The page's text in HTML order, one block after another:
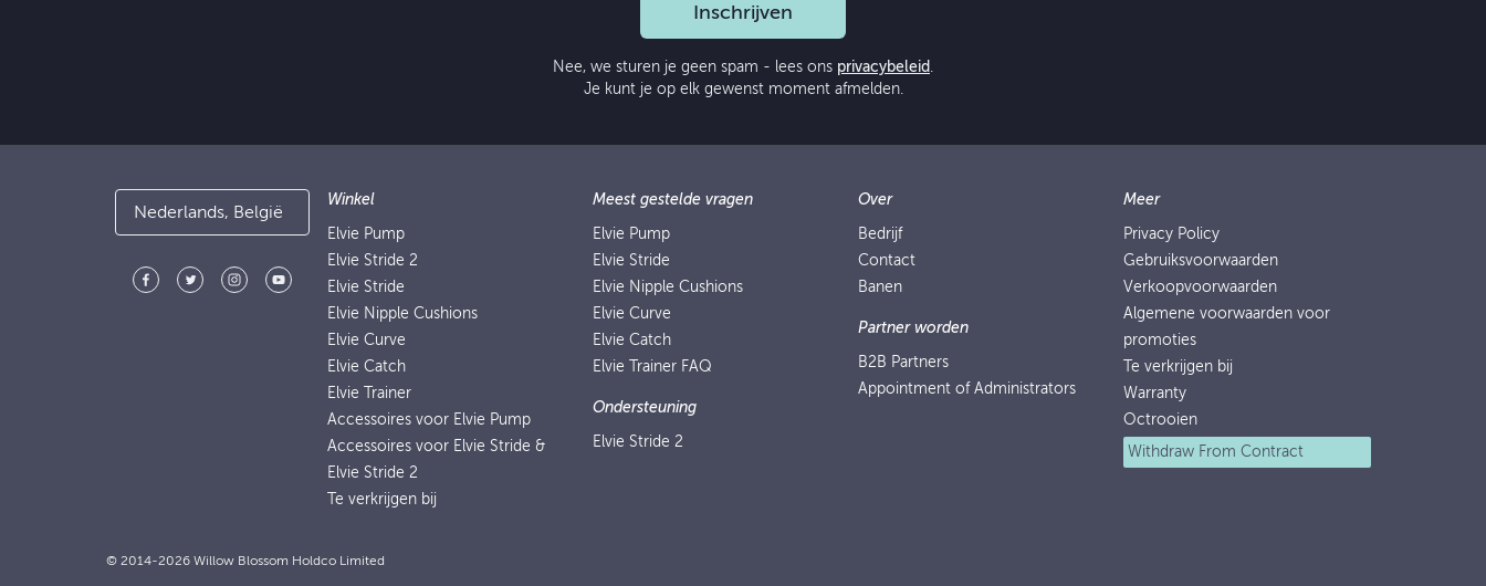
Inschrijven
Nee, we sturen je geen spam - lees ons privacybeleid .
Je kunt je op elk gewenst moment afmelden.
Nederlands, België
Winkel
Elvie Pump
Elvie Stride 2
Elvie Stride
Elvie Nipple Cushions
Elvie Curve
Elvie Catch
Elvie Trainer
Accessoires voor Elvie Pump
Accessoires voor Elvie Stride &
Elvie Stride 2
Te verkrijgen bij
Meest gestelde vragen
Elvie Pump
Elvie Stride
Elvie Nipple Cushions
Elvie Curve
Elvie Catch
Elvie Trainer FAQ
Ondersteuning
Elvie Stride 2
Over
Bedrijf
Contact
Banen
Partner worden
B2B Partners
Appointment of Administrators
Meer
Privacy Policy
Gebruiksvoorwaarden
Verkoopvoorwaarden
Algemene voorwaarden voor
promoties
Te verkrijgen bij
Warranty
Octrooien
Withdraw From Contract
© 2014-2026 Willow Blossom Holdco Limited